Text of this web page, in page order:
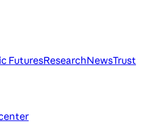
FuturesResearchNewsTrust